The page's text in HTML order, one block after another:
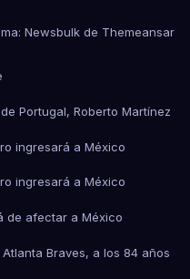
Newsbulkde Themeansar
Portugal, Roberto Martínez
ingresará a México
ingresará a México
de afectar a México
Braves, a los 84 años